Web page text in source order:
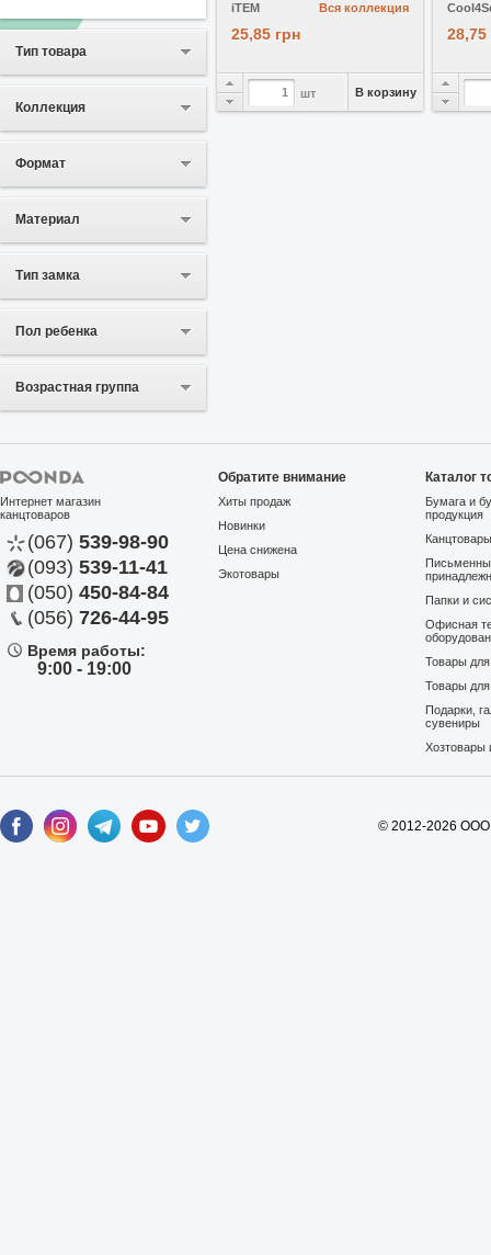
Тип товара
Коллекция
Формат
Материал
Тип замка
Пол ребенка
Возрастная группа
Вся коллекция
iTEM
25,85 грн
шт В корзину
28,75
Интернет магазин
канцтоваров
(067) 539-98-90
(093) 539-11-41
(050) 450-84-84
(056) 726-44-95
Время работы:
9:00 - 19:00
Обратите внимание
Хиты продаж
Новинки
Цена снижена
Экотовары
Каталог
Бумага и
продукция
Папки и
Офисная
Товары
Товары
Подарки,
сувениры
Хозтовары
© 2012-2026